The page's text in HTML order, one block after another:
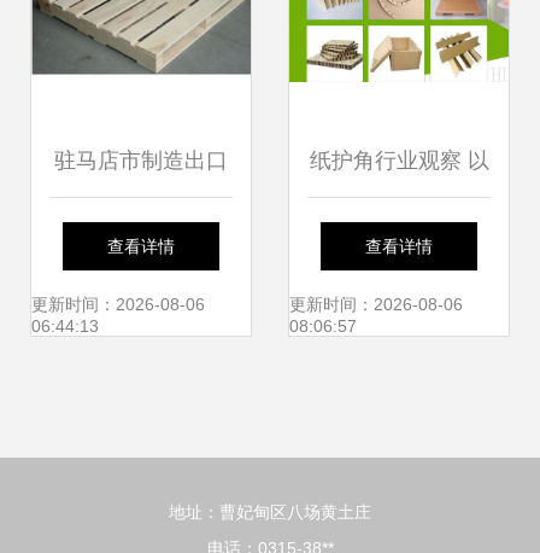
驻马店市制造出口
托盘批发价格解析
纸护角的应用与市
查看详情
更新时间：2026-08-06
06:44:13
纸护角行业观察 以
华凯纸品为例，解
析产品、价格与集
查看详情
更新时间：2026-08-06
08:06:57
地址：曹妃甸区八场黄土庄
电话：0315-38**